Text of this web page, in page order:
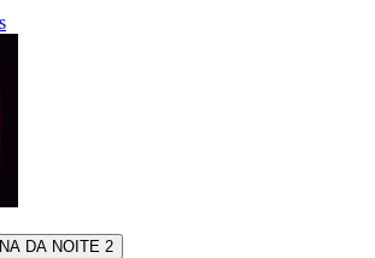
DA NOITE 2